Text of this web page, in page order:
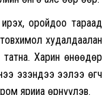
оройдоо тараад
худалдаалан
татна. Харин өнөөдөр
эзэндээ ээлээ өгч
ярииа өрнүүлэв.